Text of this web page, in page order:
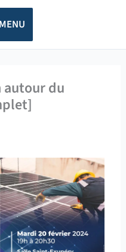
MENU
autour du